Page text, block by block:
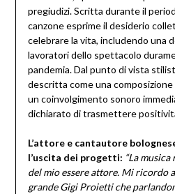
pregiudizi. Scritta durante il
canzone esprime il desiderio
celebrare la vita, includendo una
lavoratori dello spettacolo
pandemia. Dal punto di vista
descritta come una
un coinvolgimento sonoro
dichiarato di trasmettere
L’attore e cantautore
l’uscita dei progetti: “La
del mio essere attore. Mi ricordo
grande Gigi Proietti che